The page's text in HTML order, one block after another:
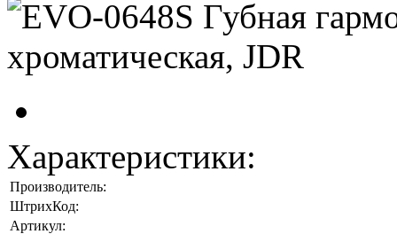
Характеристики:
Производитель:
ШтрихКод:
Артикул: